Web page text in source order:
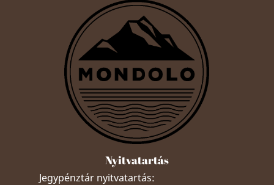
Nyitvatartás
Jegypénztár nyitvatartás: